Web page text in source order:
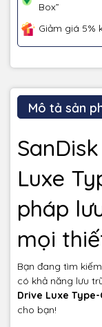
Box”
Giảm giá 5%
Mô tả sản
Luxe
pháp
mọi
Bạn đang tìm
có khả năng lưu
Drive Luxe Type-
cho bạn!